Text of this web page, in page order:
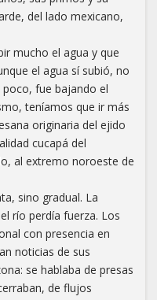
del lado mexicano,
mucho el agua y que
el agua sí subió, no
fue bajando el
teníamos que ir más
originaria del ejido
cucapá del
al extremo noroeste de
sino gradual. La
río perdía fuerza. Los
con presencia en
noticias de sus
se hablaba de presas
de flujos